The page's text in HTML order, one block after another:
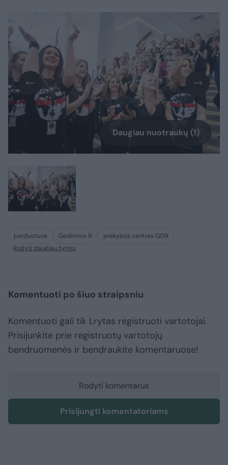
Daugiau nuotraukų (1)
parduotuvė Gedimino 9
prekybos centras GO9
Rodyti daugiau žymių
Komentuoti po šiuo straipsniu
Komentuoti gali tik Lrytas registruoti vartotojai.
Prisijunkite prie registruotų vartotojų
bendruomenės ir bendraukite komentaruose!
Rodyti komentarus
Prisijungti komentatoriams